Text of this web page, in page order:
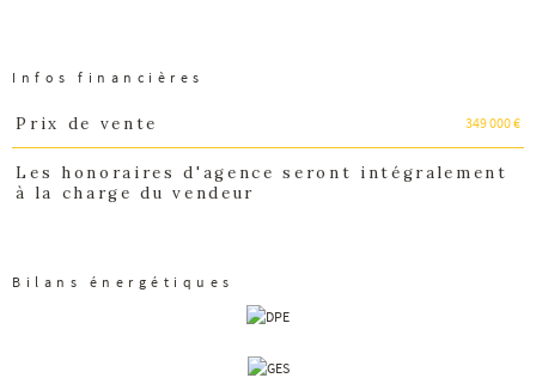
Infos financières
Caractéristiques Valeurs
Prix de vente 349 000 €
Les honoraires d'agence seront intégralement
à la charge du vendeur
Bilans énergétiques